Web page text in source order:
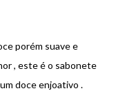
porém suave e
, este é o sabonete
doce enjoativo .